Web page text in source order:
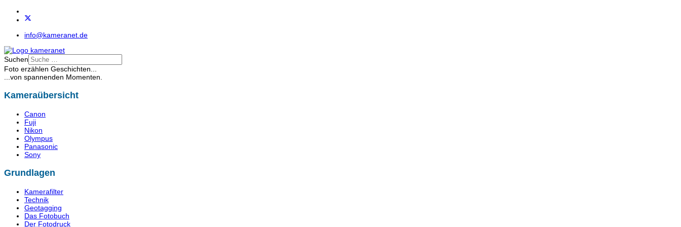
info@kameranet.de
Suchen
Foto erzählen Geschichten...
...von spannenden Momenten.
Kameraübersicht
Canon
Fuji
Nikon
Olympus
Panasonic
Sony
Grundlagen
Kamerafilter
Technik
Geotagging
Das Fotobuch
Der Fotodruck